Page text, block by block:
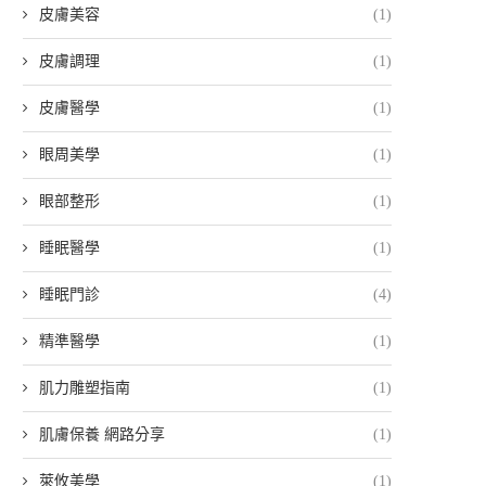
皮膚美容 (1)
皮膚調理 (1)
皮膚醫學 (1)
眼周美學 (1)
眼部整形 (1)
睡眠醫學 (1)
睡眠門診 (4)
精準醫學 (1)
肌力雕塑指南 (1)
肌膚保養 網路分享 (1)
萊攸美學 (1)